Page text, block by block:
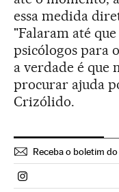
essa medida
"Falaram até
psicólogos para
a verdade é que
procurar ajuda
Crizólido.
Receba o boletim
Politica El País